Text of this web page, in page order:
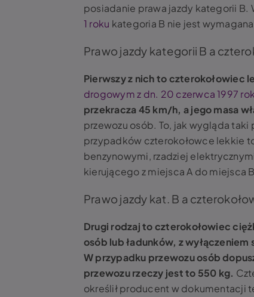
posiadanie prawa jazdy kategorii B.
1 roku kategoria B nie jest
Prawo jazdy kategorii B a
Pierwszy z nich to czterokołowiec
drogowym z dn. 20 czerwca 1997
przekracza 45 km/h, a jego masa
przewozu osób. To, jak wygląda
przypadków czterokołowce lekkie
benzynowymi, rzadziej
kierującego z miejsca A do miejsca
Prawo jazdy kat. B a
Drugi rodzaj to czterokołowiec
osób lub ładunków, z
W przypadku przewozu osób
przewozu rzeczy jest to 550 kg.
określił producent w dokumentacji